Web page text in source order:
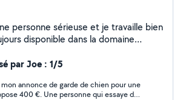
personne sérieuse et je travaille bien
domaine
âgée et garde les enfants ....
par Joe : 1/5
annonce de garde de chien pour une
400 €. Une personne qui essaye de